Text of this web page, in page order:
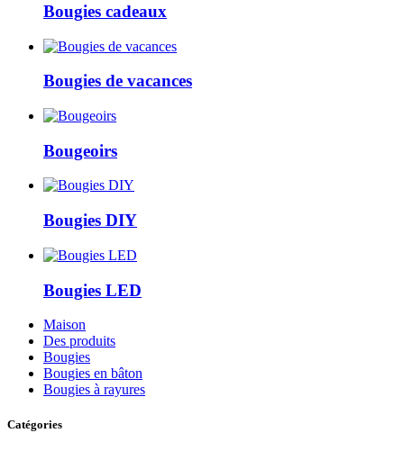
Bougies cadeaux
Bougies de vacances
Bougeoirs
Bougies DIY
Bougies LED
Maison
Des produits
Bougies
Bougies en bâton
Bougies à rayures
Catégories